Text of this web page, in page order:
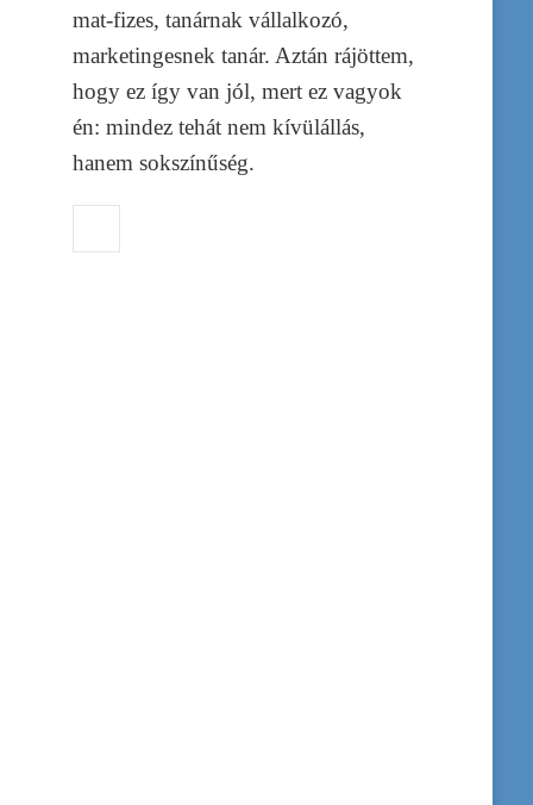
mat-fizes, tanárnak vállalkozó,
marketingesnek tanár. Aztán rájöttem,
hogy ez így van jól, mert ez vagyok
én: mindez tehát nem kívülállás,
hanem sokszínűség.